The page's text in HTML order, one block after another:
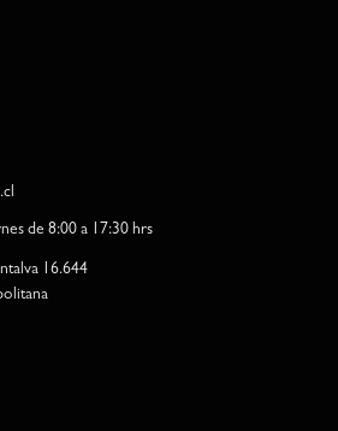
de 8:00 a 17:30 hrs
16.644